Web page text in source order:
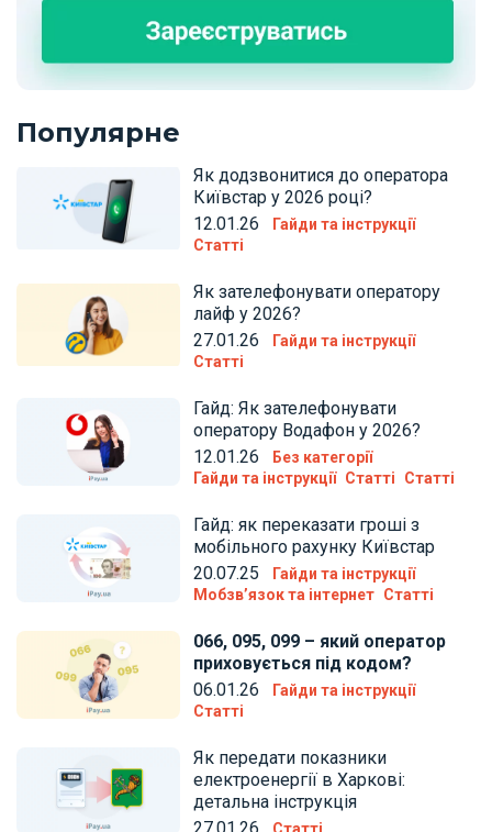
Популярне
Як додзвонитися до оператора
Київстар у 2026 році?
12.01.26
Гайди та інструкції
Статті
Як зателефонувати оператору
лайф у 2026?
27.01.26
Гайди та інструкції
Статті
Гайд: Як зателефонувати
оператору Водафон у 2026?
12.01.26
Без категорії
Гайди та інструкції Статті Статті
Гайд: як переказати гроші з
мобільного рахунку Київстар
20.07.25
Гайди та інструкції
Мобзв’язок та інтернет Статті
066, 095, 099 – який оператор
приховується під кодом?
06.01.26
Гайди та інструкції
Статті
Як передати показники
електроенергії в Харкові:
детальна інструкція